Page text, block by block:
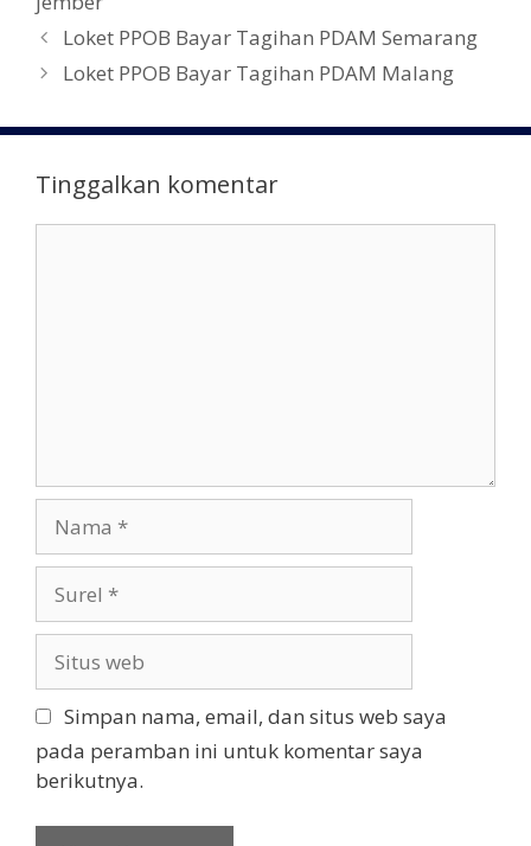
N
a
i
a
Loket PPOB Bayar Tagihan PDAM Semarang
Loket PPOB Bayar Tagihan PDAM Malang
Tinggalkan komentar
m
r
t
s
w
e
Simpan nama, email, dan situs web saya
pada peramban ini untuk komentar saya
berikutnya.